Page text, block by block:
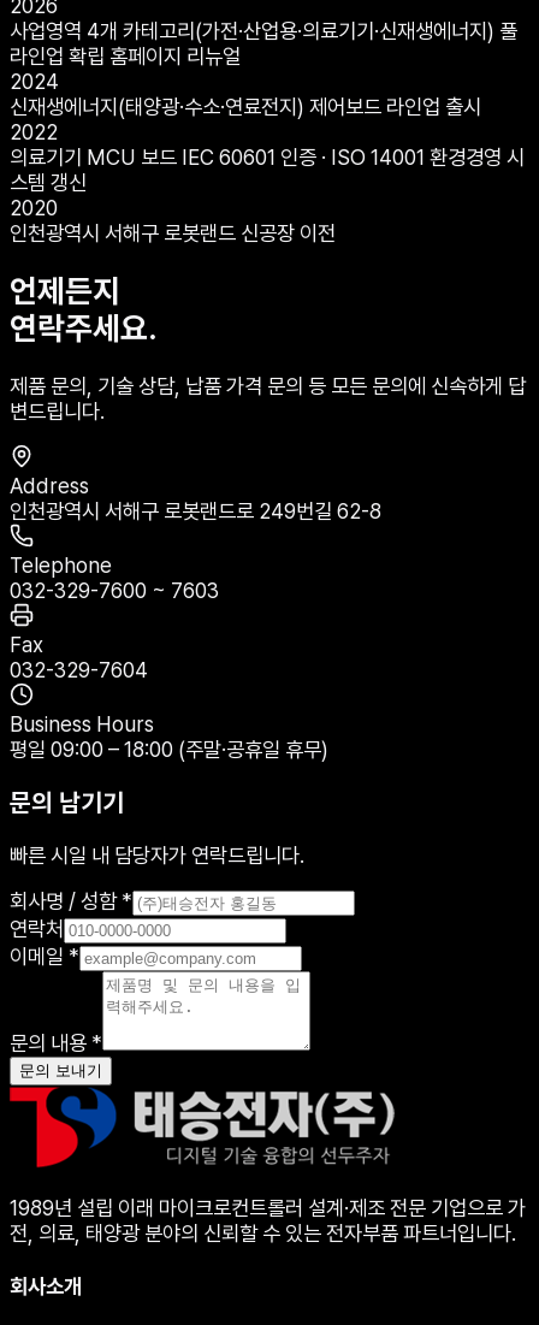
2026
사업영역 4개 카테고리(가전·산업용·의료기기·신재생에너지) 풀
라인업 확립 홈페이지 리뉴얼
2024
신재생에너지(태양광·수소·연료전지) 제어보드 라인업 출시
2022
의료기기 MCU 보드 IEC 60601 인증 · ISO 14001 환경경영 시
스템 갱신
2020
인천광역시 서해구 로봇랜드 신공장 이전
언제든지
연락주세요.
제품 문의, 기술 상담, 납품 가격 문의 등 모든 문의에 신속하게 답
변드립니다.
Address
인천광역시 서해구 로봇랜드로 249번길 62-8
Telephone
032-329-7600 ~ 7603
Fax
032-329-7604
Business Hours
평일 09:00 – 18:00 (주말·공휴일 휴무)
문의 남기기
빠른 시일 내 담당자가 연락드립니다.
회사명 / 성함 *
연락처
이메일 *
문의 내용 *
문의 보내기
1989년 설립 이래 마이크로컨트롤러 설계·제조 전문 기업으로 가
전, 의료, 태양광 분야의 신뢰할 수 있는 전자부품 파트너입니다.
회사소개